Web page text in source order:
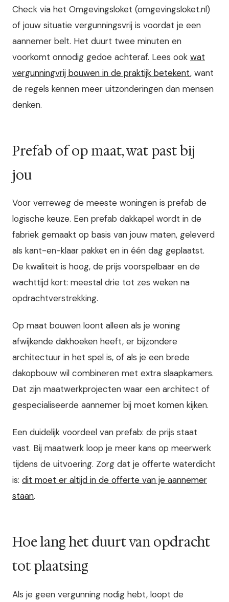
Check via het Omgevingsloket (omgevingsloket.nl)
of jouw situatie vergunningsvrij is voordat je een
aannemer belt. Het duurt twee minuten en
voorkomt onnodig gedoe achteraf. Lees ook wat
vergunningvrij bouwen in de praktijk betekent, want
de regels kennen meer uitzonderingen dan mensen
denken.
Prefab of op maat, wat past bij
jou
Voor verreweg de meeste woningen is prefab de
logische keuze. Een prefab dakkapel wordt in de
fabriek gemaakt op basis van jouw maten, geleverd
als kant-en-klaar pakket en in één dag geplaatst.
De kwaliteit is hoog, de prijs voorspelbaar en de
wachttijd kort: meestal drie tot zes weken na
opdrachtverstrekking.
Op maat bouwen loont alleen als je woning
afwijkende dakhoeken heeft, er bijzondere
architectuur in het spel is, of als je een brede
dakopbouw wil combineren met extra slaapkamers.
Dat zijn maatwerkprojecten waar een architect of
gespecialiseerde aannemer bij moet komen kijken.
Een duidelijk voordeel van prefab: de prijs staat
vast. Bij maatwerk loop je meer kans op meerwerk
tijdens de uitvoering. Zorg dat je offerte waterdicht
is: dit moet er altijd in de offerte van je aannemer
staan.
Hoe lang het duurt van opdracht
tot plaatsing
Als je geen vergunning nodig hebt, loopt de